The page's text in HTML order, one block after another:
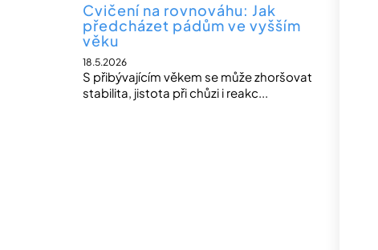
Cvičení na rovnováhu: Jak
předcházet pádům ve vyšším
věku
18.5.2026
S přibývajícím věkem se může zhoršovat
stabilita, jistota při chůzi i reakc...